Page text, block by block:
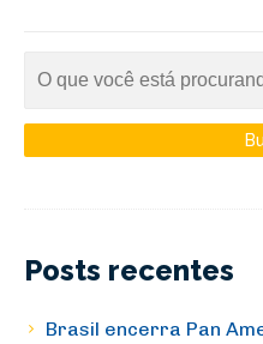
Posts recentes
Brasil encerra Pan